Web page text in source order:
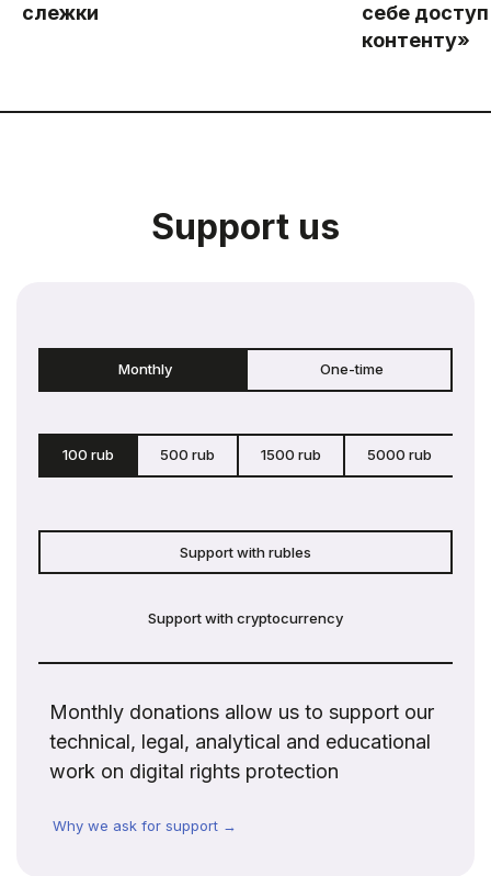
слежки
себе
контенту»
Support us
Monthly One-time
100 rub 500 rub 1500 rub 5000 rub
Support with rubles
Support with cryptocurrency
Monthly donations allow us to support our
technical, legal, analytical and educational
work on digital rights protection
Why we ask for support →